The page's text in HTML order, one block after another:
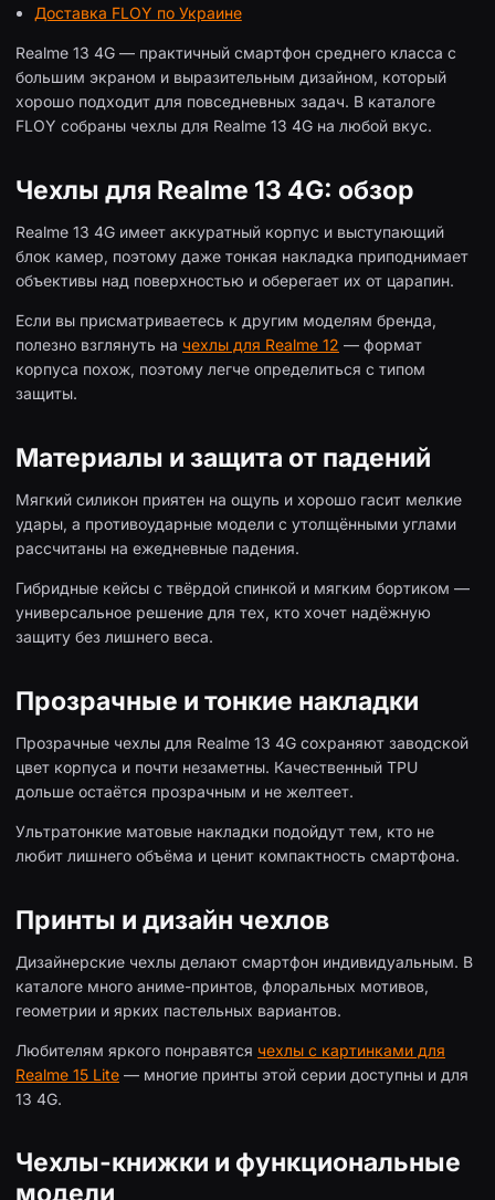
Доставка FLOY по Украине
Realme 13 4G — практичный смартфон среднего класса с
большим экраном и выразительным дизайном, который
хорошо подходит для повседневных задач. В каталоге
FLOY собраны чехлы для Realme 13 4G на любой вкус.
Чехлы для Realme 13 4G: обзор
Realme 13 4G имеет аккуратный корпус и выступающий
блок камер, поэтому даже тонкая накладка приподнимает
объективы над поверхностью и оберегает их от царапин.
Если вы присматриваетесь к другим моделям бренда,
полезно взглянуть на чехлы для Realme 12 — формат
корпуса похож, поэтому легче определиться с типом
защиты.
Материалы и защита от падений
Мягкий силикон приятен на ощупь и хорошо гасит мелкие
удары, а противоударные модели с утолщёнными углами
рассчитаны на ежедневные падения.
Гибридные кейсы с твёрдой спинкой и мягким бортиком —
универсальное решение для тех, кто хочет надёжную
защиту без лишнего веса.
Прозрачные и тонкие накладки
Прозрачные чехлы для Realme 13 4G сохраняют заводской
цвет корпуса и почти незаметны. Качественный TPU
дольше остаётся прозрачным и не желтеет.
Ультратонкие матовые накладки подойдут тем, кто не
любит лишнего объёма и ценит компактность смартфона.
Принты и дизайн чехлов
Дизайнерские чехлы делают смартфон индивидуальным. В
каталоге много аниме-принтов, флоральных мотивов,
геометрии и ярких пастельных вариантов.
Любителям яркого понравятся чехлы с картинками для
Realme 15 Lite — многие принты этой серии доступны и для
13 4G.
Чехлы-книжки и функциональные